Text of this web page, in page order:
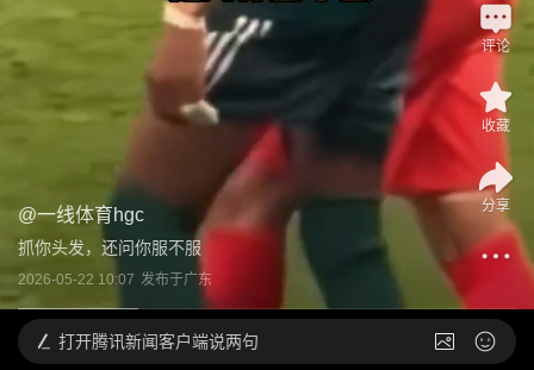
@一线体育hgc
抓你头发，还问你服不服
2026-05-22 10:07 发布于广东
评论
收藏
分享
打开腾讯新闻客户端说两句